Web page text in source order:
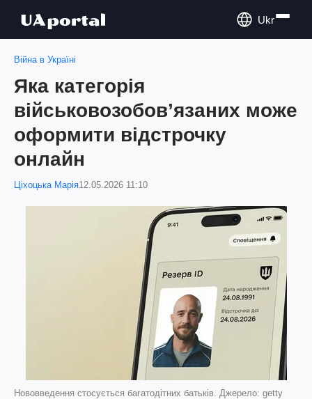
Ukr
Війна в Україні
Яка категорія
військовозобов’язаних може
оформити відстрочку
онлайн
Ціхоцька Марія12.05.2026 11:10
Нововведення стосується багатодітних батьків. Джерело: getty